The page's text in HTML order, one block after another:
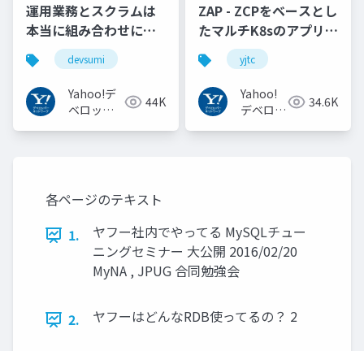
運用業務とスクラムは
本当に組み合わせにく
いのか︖運用業務が大
半を占めるプロダクト
開発での試行錯誤
devsumi
Yahoo!デ
ベロッパ
44K
ZAP - ZCPをベースとし
たマルチK8sのアプリケ
ーション実行基盤
#YJTC / YJTC21 B-3
yjtc
Yahoo!
デベロッ
34.6K
各ページのテキスト
1.
ヤフー社内でやってる MySQLチュー
ニングセミナー 大公開 2016/02/20
MyNA , JPUG 合同勉強会
2. ヤフーはどんなRDB使ってるの？ 2